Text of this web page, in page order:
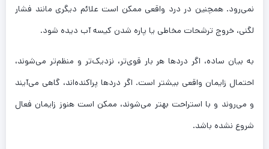
نمی‌رود. همچنین در درد واقعی ممکن است علائم دیگری مانند فشار
لگنی، خروج ترشحات مخاطی یا پاره شدن کیسه آب دیده شود.
به بیان ساده، اگر دردها هر بار قوی‌تر، نزدیک‌تر و منظم‌تر می‌شوند،
احتمال زایمان واقعی بیشتر است. اگر دردها پراکنده‌اند، گاهی می‌آیند
و می‌روند و با استراحت بهتر می‌شوند، ممکن است هنوز زایمان فعال
شروع نشده باشد.